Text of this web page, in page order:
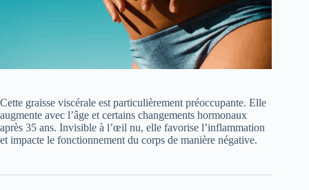
Cette graisse viscérale est particulièrement préoccupante. Elle
augmente avec l’âge et certains changements hormonaux
après 35 ans. Invisible à l’œil nu, elle favorise l’inflammation
et impacte le fonctionnement du corps de manière négative.